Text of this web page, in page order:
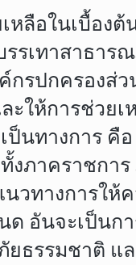
หลือในเบื้อง
รเทาสาธาร
กรปกครองส่
ะให้การช่วย
ป็นทางการ
งภาคราชกา
วทางการใ
อันจะเป็นก
ธรรมชาติ แ